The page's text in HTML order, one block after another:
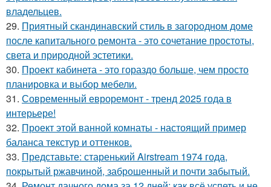
владельцев.
29. Приятный скандинавский стиль в загородном доме
после капитального ремонта - это сочетание простоты,
света и природной эстетики.
30. Проект кабинета - это гораздо больше, чем просто
планировка и выбор мебели.
31. Современный евроремонт - тренд 2025 года в
интерьере!
32. Проект этой ванной комнаты - настоящий пример
баланса текстур и оттенков.
33. Представьте: старенький Airstream 1974 года,
покрытый ржавчиной, заброшенный и почти забытый.